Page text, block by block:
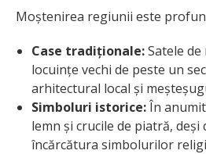
Moștenirea regiunii este
Case tradiționale:Satele
locuințe vechi de peste un
arhitectural local și
Simboluri istorice:În
lemn și crucile de piatră,
încărcătura simbolurilor